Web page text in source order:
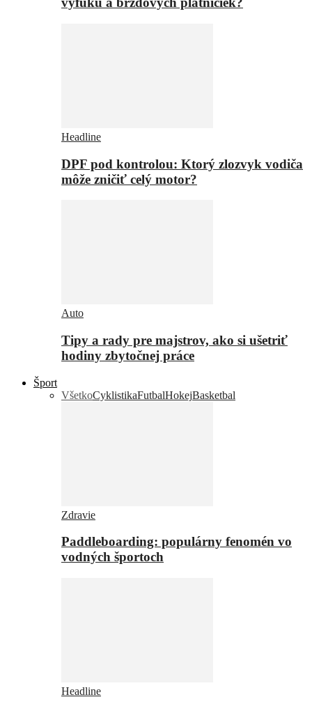
Headline
DPF pod kontrolou: Ktorý zlozvyk vodiča
môže zničiť celý motor?
Auto
Tipy a rady pre majstrov, ako si ušetriť
hodiny zbytočnej práce
Šport
VšetkoCyklistikaFutbalHokejBasketbal
Zdravie
Paddleboarding: populárny fenomén vo
vodných športoch
Headline